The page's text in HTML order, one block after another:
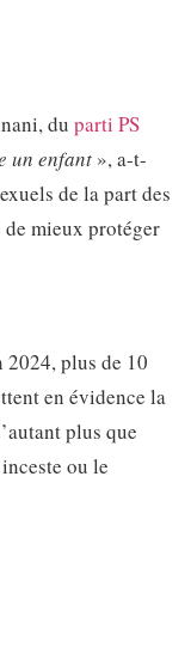
du parti PS
un enfant », a-t-
de la part des
de mieux protéger
2024, plus de 10
en évidence la
plus que
ou le